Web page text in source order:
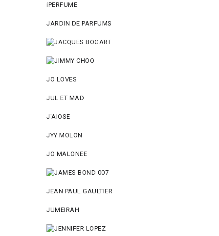
iPERFUME
JARDIN DE PARFUMS
JO LOVES
JUL ET MAD
J'AIOSE
JYY МОLON
JO MАLОNEE
JEAN PAUL GAULTIER
JUMEIRAH